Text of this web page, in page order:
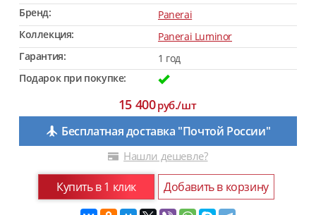
Бренд:
Panerai
Коллекция:
Panerai Luminor
Гарантия:
1 год
Подарок при покупке:
15 400руб./шт
Бесплатная доставка "Почтой России"
Нашли дешевле?
Купить в 1 клик Добавить в корзину